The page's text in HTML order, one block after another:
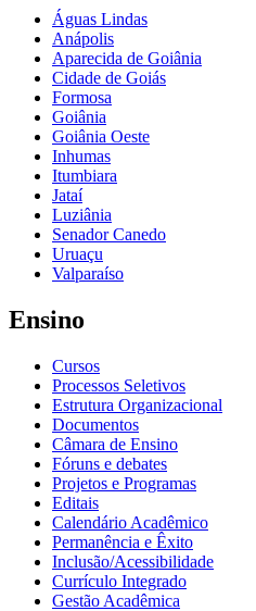
Águas Lindas
Anápolis
Aparecida de Goiânia
Cidade de Goiás
Formosa
Goiânia
Goiânia Oeste
Inhumas
Itumbiara
Jataí
Luziânia
Senador Canedo
Uruaçu
Valparaíso
Ensino
Cursos
Processos Seletivos
Estrutura Organizacional
Documentos
Câmara de Ensino
Fóruns e debates
Projetos e Programas
Editais
Calendário Acadêmico
Permanência e Êxito
Inclusão/Acessibilidade
Currículo Integrado
Gestão Acadêmica